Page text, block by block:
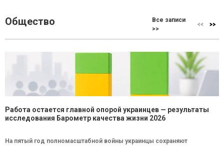
Общество
Все записи
>>
Работа остается главной опорой украинцев — результаты
исследования Барометр качества жизни 2026
На пятый год полномасштабной войны украинцы сохраняют